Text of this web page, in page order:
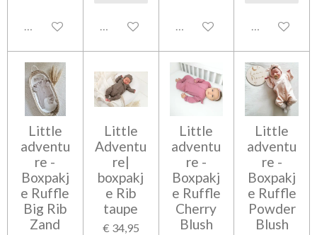
Uitgeschakeld Uitgeschakeld Uitgeschakeld
Little
adventu
re -
Boxpakj
e Ruffle
Big Rib
Zand
Little
Adventu
re|
boxpakj
e Rib
taupe
€ 34,95
Little
adventu
re -
Boxpakj
e Ruffle
Cherry
Blush
Little
adventu
re -
Boxpakj
e Ruffle
Powder
Blush